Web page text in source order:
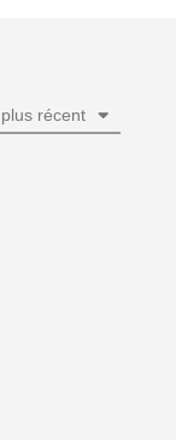
récent